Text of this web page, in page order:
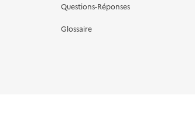
Questions-Réponses
Glossaire